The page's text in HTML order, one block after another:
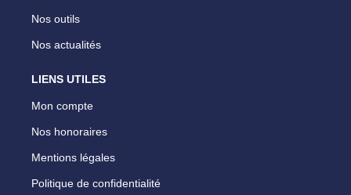
Nos outils
Nos actualités
LIENS UTILES
Mon compte
Nos honoraires
Mentions légales
Politique de confidentialité